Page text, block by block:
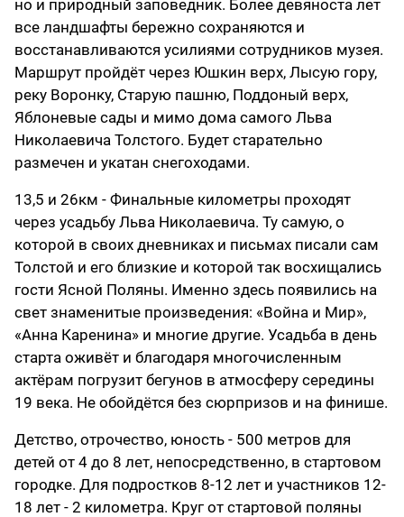
но и природный заповедник. Более девяноста лет
все ландшафты бережно сохраняются и
восстанавливаются усилиями сотрудников музея.
Маршрут пройдёт через Юшкин верх, Лысую гору,
реку Воронку, Старую пашню, Поддоный верх,
Яблоневые сады и мимо дома самого Льва
Николаевича Толстого. Будет старательно
размечен и укатан снегоходами.
13,5 и 26км - Финальные километры проходят
через усадьбу Льва Николаевича. Ту самую, о
которой в своих дневниках и письмах писали сам
Толстой и его близкие и которой так восхищались
гости Ясной Поляны. Именно здесь появились на
свет знаменитые произведения: «Война и Мир»,
«Анна Каренина» и многие другие. Усадьба в день
старта оживёт и благодаря многочисленным
актёрам погрузит бегунов в атмосферу середины
19 века. Не обойдётся без сюрпризов и на финише.
Детство, отрочество, юность - 500 метров для
детей от 4 до 8 лет, непосредственно, в стартовом
городке. Для подростков 8-12 лет и участников 12-
18 лет - 2 километра. Круг от стартовой поляны